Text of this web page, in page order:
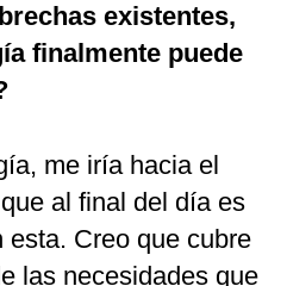
existentes,
finalmente puede
me iría hacia el
al final del día es
esta. Creo que cubre
las necesidades que